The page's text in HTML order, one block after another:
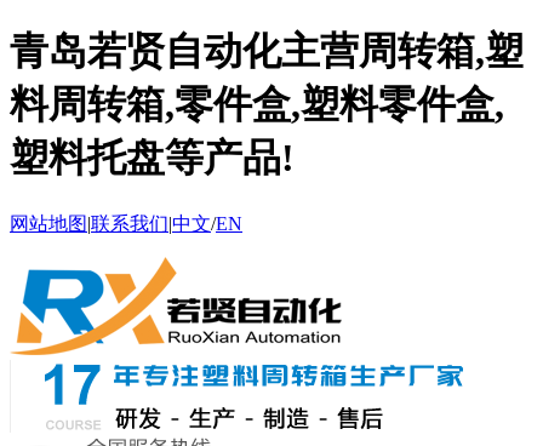
青岛若贤自动化主营周转箱,塑
料周转箱,零件盒,塑料零件盒,
塑料托盘等产品!
网站地图|联系我们|中文/EN